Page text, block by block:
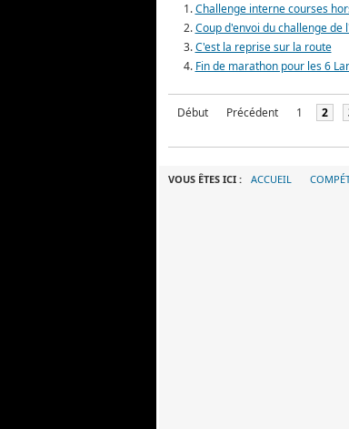
Challenge interne courses
Coup d'envoi du challenge de
C'est la reprise sur la route
Fin de marathon pour les 6
Début Précédent 1 2
VOUS ÊTES ICI : ACCUEIL